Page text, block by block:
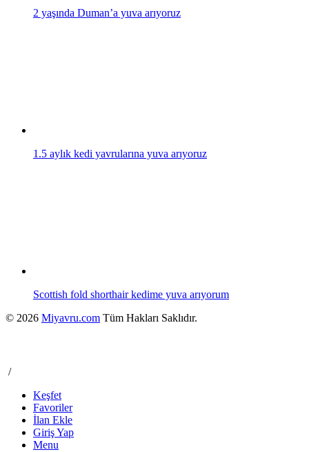
2 yaşında Duman’a yuva arıyoruz
1.5 aylık kedi yavrularına yuva arıyoruz
Scottish fold shorthair kedime yuva arıyorum
© 2026 Miyavru.com Tüm Hakları Saklıdır.
/
Keşfet
Favoriler
İlan Ekle
Giriş Yap
Menu